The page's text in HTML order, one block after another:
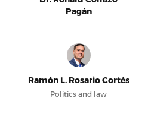
Pagán
Ramón L. Rosario Cortés
Politics and law